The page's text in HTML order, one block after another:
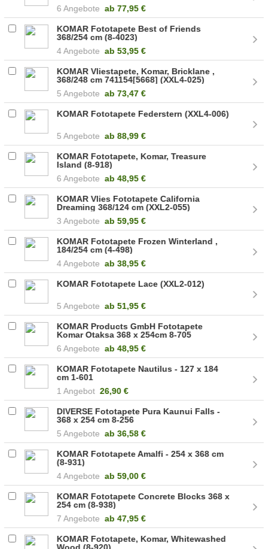
6 Angebote ab 77,95 €
KOMAR Fototapete Best of Friends
368/254 cm (8-4023)
4 Angebote ab 53,95 €
KOMAR Vliestapete, Komar, Bricklane ,
368/248 cm 741154[5668] (XXL4-025)
5 Angebote ab 73,47 €
KOMAR Fototapete Federstern (XXL4-006)
5 Angebote ab 88,99 €
KOMAR Fototapete, Komar, Treasure
Island (8-918)
6 Angebote ab48,95 €
KOMAR Vlies Fototapete California
Dreaming 368/124 cm (XXL2-055)
3 Angebote ab 59,95 €
KOMAR Fototapete Frozen Winterland ,
184/254 cm (4-498)
4 Angebote ab 38,95 €
KOMAR Fototapete Lace (XXL2-012)
5 Angebote ab 51,95 €
KOMAR Products GmbH Fototapete
Komar Otaksa 368 x 254cm 8-705
6 Angebote ab48,95 €
KOMAR Fototapete Nautilus - 127 x 184
cm 1-601
1 Angebot 26,90 €
DIVERSE Fototapete Pura Kaunui Falls -
368 x 254 cm 8-256
5 Angebote ab 36,58 €
KOMAR Fototapete Amalfi - 254 x 368 cm
(8-931)
4 Angebote ab 59,00 €
KOMAR Fototapete Concrete Blocks 368 x
254 cm (8-938)
7 Angebote ab47,95 €
KOMAR Fototapete, Komar, Whitewashed
Wood (8-920)